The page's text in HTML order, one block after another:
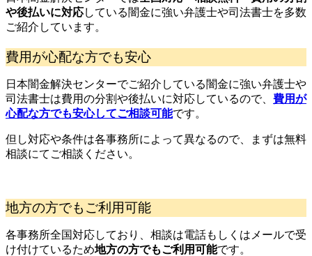
や後払いに対応している闇金に強い弁護士や司法書士を多数
ご紹介しています。
費用が心配な方でも安心
日本闇金解決センターでご紹介している闇金に強い弁護士や
司法書士は費用の分割や後払いに対応しているので、 費用が
心配な方でも安心してご相談可能です。
但し対応や条件は各事務所によって異なるので、まずは無料
相談にてご相談ください。
地方の方でもご利用可能
各事務所全国対応しており、相談は電話もしくはメールで受
け付けているため地方の方でもご利用可能です。